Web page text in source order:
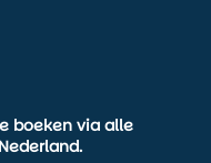
boeken via alle